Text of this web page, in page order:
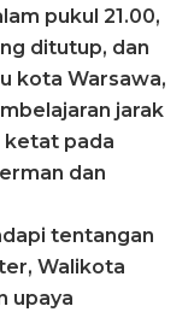
pukul 21.00,
ditutup, dan
kota Warsawa,
jarak
ketat pada
dan
tentangan
Walikota
upaya